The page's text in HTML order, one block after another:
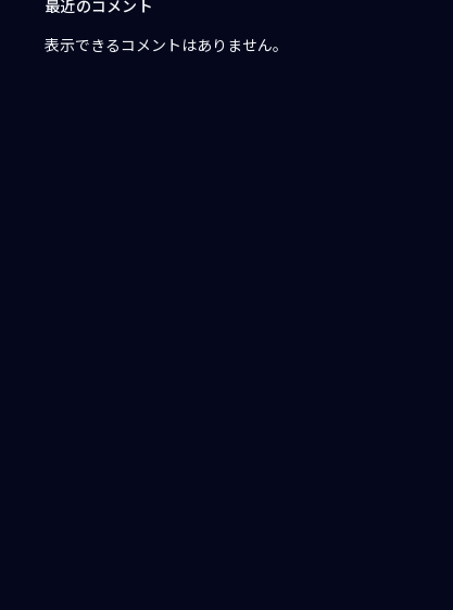
最近のコメント
表示できるコメントはありません。